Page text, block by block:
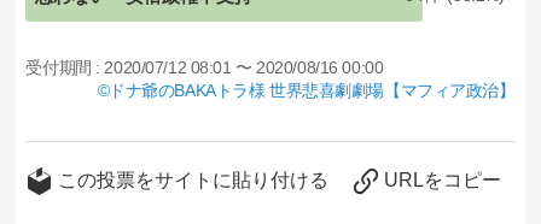
受付期間 : 2020/07/12 08:01 〜 2020/08/16 00:00
ドナ爺のBAKAトラ様 世界悲喜劇劇場【マフィア政治】
この投票をサイトに貼り付ける URLをコピー